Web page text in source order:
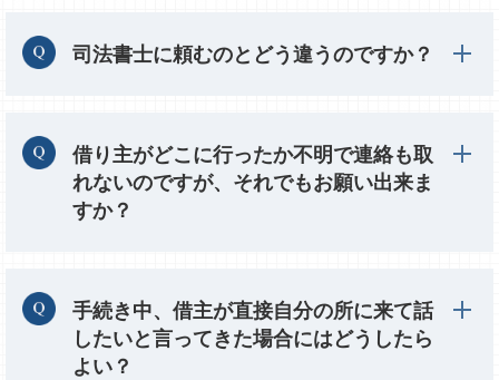
司法書士に頼むのとどう違うのですか？
借り主がどこに行ったか不明で連絡も取
れないのですが、それでもお願い出来ま
すか？
手続き中、借主が直接自分の所に来て話
したいと言ってきた場合にはどうしたら
よい？